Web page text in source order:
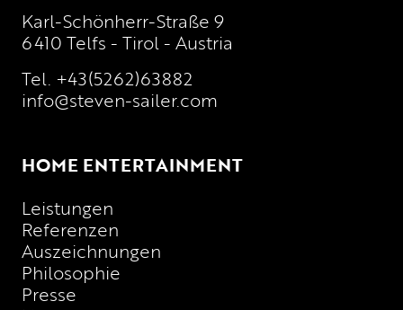
Karl-Schönherr-Straße 9
6410 Telfs - Tirol - Austria
Tel. +43(5262)63882
info@steven-sailer.com
HOME ENTERTAINMENT
Leistungen
Referenzen
Auszeichnungen
Philosophie
Presse